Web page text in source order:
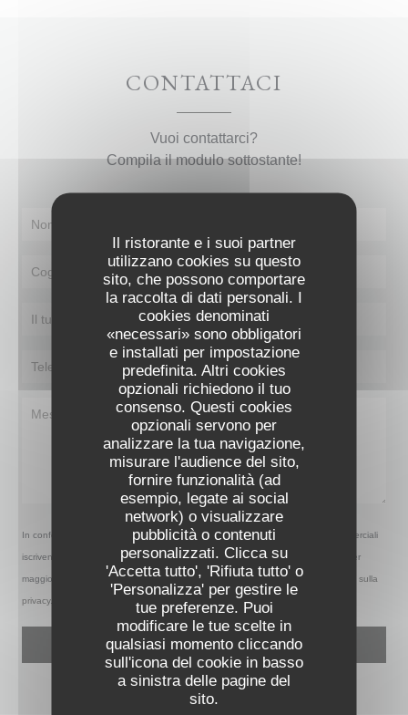
Il ristorante e i suoi partner
utilizzano cookies su questo
sito, che possono comportare
la raccolta di dati personali. I
cookies denominati
«necessari» sono obbligatori
e installati per impostazione
predefinita. Altri cookies
opzionali richiedono il tuo
consenso. Questi cookies
opzionali servono per
analizzare la tua navigazione,
misurare l'audience del sito,
fornire funzionalità (ad
esempio, legate ai social
network) o visualizzare
pubblicità o contenuti
personalizzati. Clicca su
'Accetta tutto', 'Rifiuta tutto' o
'Personalizza' per gestire le
tue preferenze. Puoi
modificare le tue scelte in
qualsiasi momento cliccando
sull'icona del cookie in basso
a sinistra delle pagine del
sito.
CONTATTACI
Vuoi contattarci?
Compila il modulo sottostante!
In conformità al Codice del Consumo, hai il diritto di opporti alle chiamate commerciali
iscrivendoti al Registro Pubblico delle Opposizioni:registrodelleopposizioni.it . Per
maggiori informazioni sul trattamento dei tuoi dati, consulta la nostra informativa sulla
privacy.
VELVET GRILL & MORE